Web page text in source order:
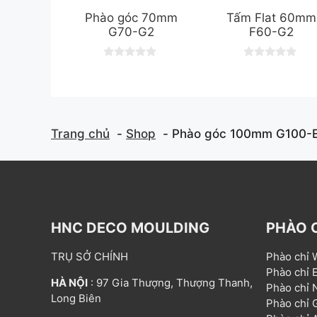
Phào góc 70mm
G70-G2
Tấm Flat 60mm
F60-G2
Trang chủ Shop Phào góc 100mm G100-
HNC DECO MOULDING
TRỤ SỞ CHÍNH
HÀ NỘI : 97 Gia Thượng, Thượng Thanh,
Long Biên
PHÀO
Phào chỉ
Phào chỉ
Phào chỉ
Phào chỉ